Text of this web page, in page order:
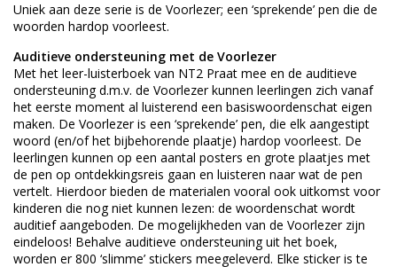
Uniek aan deze serie is de Voorlezer; een ‘sprekende’ pen die de
woorden hardop voorleest.
Auditieve ondersteuning met de Voorlezer
Met het leer-luisterboek van NT2 Praat mee en de auditieve
ondersteuning d.m.v. de Voorlezer kunnen leerlingen zich vanaf
het eerste moment al luisterend een basiswoordenschat eigen
maken. De Voorlezer is een ‘sprekende’ pen, die elk aangestipt
woord (en/of het bijbehorende plaatje) hardop voorleest. De
leerlingen kunnen op een aantal posters en grote plaatjes met
de pen op ontdekkingsreis gaan en luisteren naar wat de pen
vertelt. Hierdoor bieden de materialen vooral ook uitkomst voor
kinderen die nog niet kunnen lezen: de woordenschat wordt
auditief aangeboden. De mogelijkheden van de Voorlezer zijn
eindeloos! Behalve auditieve ondersteuning uit het boek,
worden er 800 ‘slimme’ stickers meegeleverd. Elke sticker is te